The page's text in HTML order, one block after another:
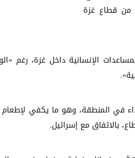
85 في المائة من قطاع غزة
الإنسانية داخل غزة، رغم
متري من الغذاء في المنطقة، وهو ما
بالاتفاق مع إسرائيل.